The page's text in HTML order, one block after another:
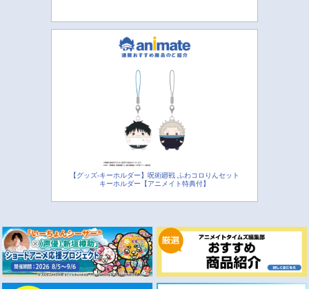
【グッズ-キーホルダー】呪術廻戦 ふわコロりんセット
キーホルダー【アニメイト特典付】